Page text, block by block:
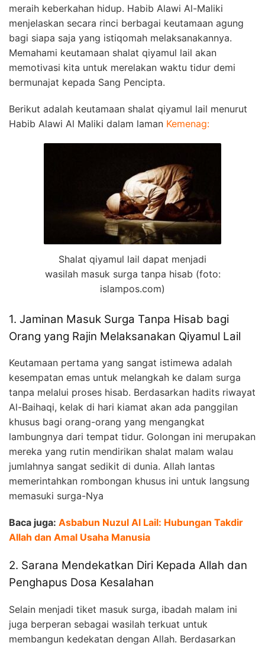
meraih keberkahan hidup. Habib Alawi Al-Maliki
menjelaskan secara rinci berbagai keutamaan agung
bagi siapa saja yang istiqomah melaksanakannya.
Memahami keutamaan shalat qiyamul lail akan
memotivasi kita untuk merelakan waktu tidur demi
bermunajat kepada Sang Pencipta.
Berikut adalah keutamaan shalat qiyamul lail menurut
Habib Alawi Al Maliki dalam laman Kemenag:
Shalat qiyamul lail dapat menjadi
wasilah masuk surga tanpa hisab (foto:
islampos.com)
1. Jaminan Masuk Surga Tanpa Hisab bagi
Orang yang Rajin Melaksanakan Qiyamul Lail
Keutamaan pertama yang sangat istimewa adalah
kesempatan emas untuk melangkah ke dalam surga
tanpa melalui proses hisab. Berdasarkan hadits riwayat
Al-Baihaqi, kelak di hari kiamat akan ada panggilan
khusus bagi orang-orang yang mengangkat
lambungnya dari tempat tidur. Golongan ini merupakan
mereka yang rutin mendirikan shalat malam walau
jumlahnya sangat sedikit di dunia. Allah lantas
memerintahkan rombongan khusus ini untuk langsung
memasuki surga-Nya
Baca juga: Asbabun Nuzul Al Lail: Hubungan Takdir
Allah dan Amal Usaha Manusia
2. Sarana Mendekatkan Diri Kepada Allah dan
Penghapus Dosa Kesalahan
Selain menjadi tiket masuk surga, ibadah malam ini
juga berperan sebagai wasilah terkuat untuk
membangun kedekatan dengan Allah. Berdasarkan